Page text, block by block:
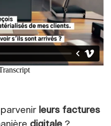
leurs factures